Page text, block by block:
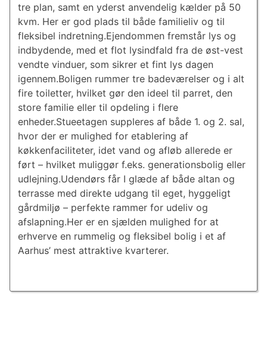
tre plan, samt en yderst anvendelig kælder på 50
kvm. Her er god plads til både familieliv og til
fleksibel indretning.Ejendommen fremstår lys og
indbydende, med et flot lysindfald fra de øst-vest
vendte vinduer, som sikrer et fint lys dagen
igennem.Boligen rummer tre badeværelser og i alt
fire toiletter, hvilket gør den ideel til parret, den
store familie eller til opdeling i flere
enheder.Stueetagen suppleres af både 1. og 2. sal,
hvor der er mulighed for etablering af
køkkenfaciliteter, idet vand og afløb allerede er
ført – hvilket muliggør f.eks. generationsbolig eller
udlejning.Udendørs får I glæde af både altan og
terrasse med direkte udgang til eget, hyggeligt
gårdmiljø – perfekte rammer for udeliv og
afslapning.Her er en sjælden mulighed for at
erhverve en rummelig og fleksibel bolig i et af
Aarhus’ mest attraktive kvarterer.